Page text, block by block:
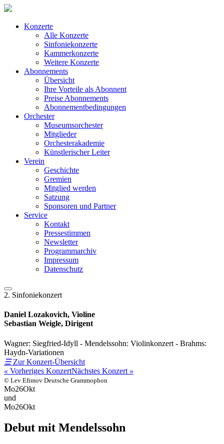
Konzerte
Alle Konzerte
Sinfoniekonzerte
Kammerkonzerte
Weitere Konzerte
Abonnements
Übersicht
Ihre Vorteile als Abonnent
Preise Abonnements
Abonnementbedingungen
Orchester
Museumsorchester
Mitglieder
Orchesterakademie
Künstlerischer Leiter
Verein
Geschichte
Gremien
Mitglied werden
Satzung
Sponsoren und Partner
Service
Kontakt
Pressestimmen
Newsletter
Programmarchiv
Impressum
Datenschutz
2. Sinfoniekonzert
Daniel Lozakovich, Violine
Sebastian Weigle, Dirigent
Wagner: Siegfried-Idyll - Mendelssohn: Violinkonzert - Brahms:
Haydn-Variationen
☰Zur Konzert-Übersicht
« Vorheriges KonzertNächstes Konzert »
© Lev Efimov Deutsche Grammophon
Mo26Okt
und
Mo26Okt
Debut mit Mendelssohn